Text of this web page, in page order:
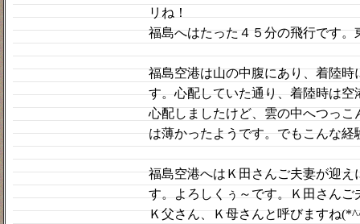
リね！
福島へはたった４５分の飛行です
福島空港は山の中腹にあり、着陸
す。心配していた通り、着陸時は
心配しましたけど、雲の中へつっ
は薄かったようです。でもこんな経
福島空港へはＫ田さんご夫妻が迎
す。よろしくぅ～です。Ｋ田さん
Ｋ父さん、Ｋ母さんと呼びますね